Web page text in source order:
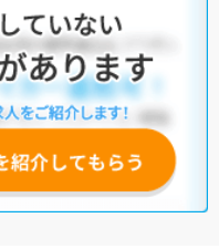
正社員(正職員)
「こだわり条件」から検索
い。
とも可能です。
くと、ご希望条件をヒアリン
の希望条件をピックアップし